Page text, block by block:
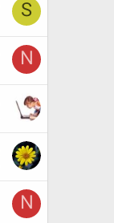
S
N
N